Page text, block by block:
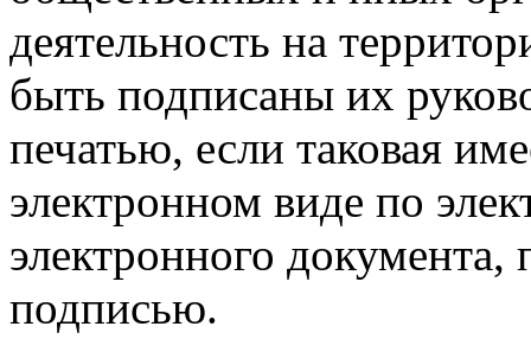
деятельность на
быть подписаны их
печатью, если таковая
электронном виде по
электронного документа,
подписью.